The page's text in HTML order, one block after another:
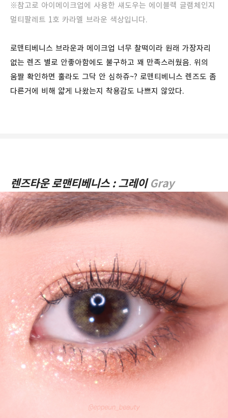
※참고로 아이메이크업에 사용한 섀도우는 에이블랙 글램체인지
멀티팔레트 1호 카라멜 브라운 색상입니다.
로맨티베니스 브라운과 메이크업 너무 찰떡이라 원래 가장자리
없는 렌즈 별로 안좋아함에도 불구하고 꽤 만족스러웠음. 위의
움짤 확인하면 훌라도 그닥 안 심하쥬~? 로맨티베니스 렌즈도 좀
다른거에 비해 얇게 나왔는지 착용감도 나쁘지 않았다.
렌즈타운 로맨티베니스 : 그레이 Gray